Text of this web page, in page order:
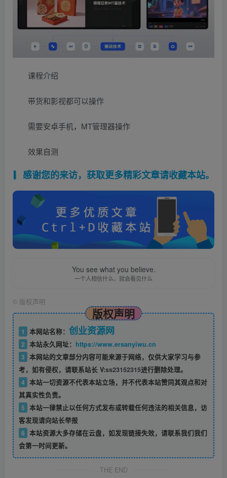
课程介绍
带货和影视都可以操作
需要安卓手机，MT管理器操作
效果自测
感谢您的来访，获取更多精彩文章请收藏本站。
You see what you believe.
一个人相信什么，就会看见什么
© 版权声明
版权声明
1 本网站名称： 创业资源网
2 本站永久网址： https://www.ersanyiwu.cn
3 本网站的文章部分内容可能来源于网络，仅供大家学习与参
考，如有侵权，请联系站长 V:ss23152315进行删除处理。
4 本站一切资源不代表本站立场，并不代表本站赞同其观点和对
其真实性负责。
5 本站一律禁止以任何方式发布或转载任何违法的相关信息，访
客发现请向站长举报
6 本站资源大多存储在云盘，如发现链接失效，请联系我们我们
会第一时间更新。
THE END